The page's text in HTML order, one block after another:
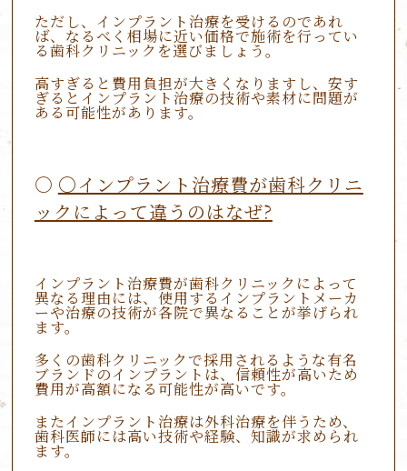
ただし、インプラント治療を受けるのであれ
ば、なるべく相場に近い価格で施術を行ってい
る歯科クリニックを選びましょう。
高すぎると費用負担が大きくなりますし、安す
ぎるとインプラント治療の技術や素材に問題が
ある可能性があります。
〇インプラント治療費が歯科クリニ
ックによって違うのはなぜ?
インプラント治療費が歯科クリニックによって
異なる理由には、使用するインプラントメーカ
ーや治療の技術が各院で異なることが挙げられ
ます。
多くの歯科クリニックで採用されるような有名
ブランドのインプラントは、信頼性が高いため
費用が高額になる可能性が高いです。
またインプラント治療は外科治療を伴うため、
歯科医師には高い技術や経験、知識が求められ
ます。